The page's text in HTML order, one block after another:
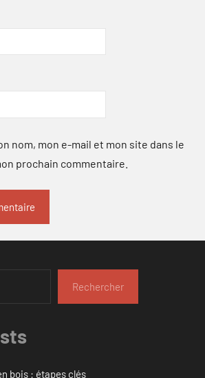
nom, mon e-mail et mon site dans le
prochain commentaire.
Rechercher
bois : étapes clés